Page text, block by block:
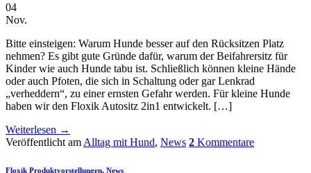
04
Nov.
Bitte einsteigen: Warum Hunde besser auf den Rücksitzen Platz
nehmen? Es gibt gute Gründe dafür, warum der Beifahrersitz für
Kinder wie auch Hunde tabu ist. Schließlich können kleine Hände
oder auch Pfoten, die sich in Schaltung oder gar Lenkrad
„verheddern“, zu einer ernsten Gefahr werden. Für kleine Hunde
haben wir den Floxik Autositz 2in1 entwickelt. […]
Weiterlesen →
Veröffentlicht am Alltag mit Hund, News 2 Kommentare
Floxik Produktvorstellungen, News